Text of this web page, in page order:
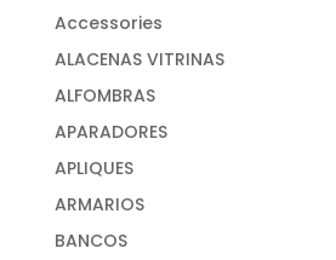
Accessories
ALACENAS VITRINAS
ALFOMBRAS
APARADORES
APLIQUES
ARMARIOS
BANCOS